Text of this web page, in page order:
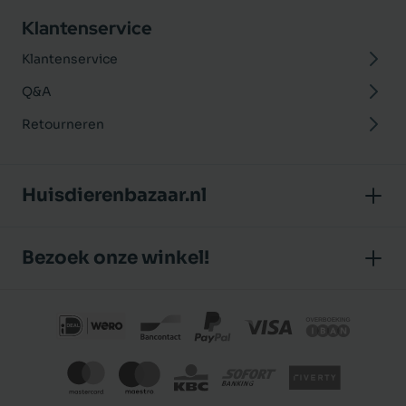
Klantenservice
Klantenservice
Q&A
Retourneren
Huisdierenbazaar.nl
Klantbeoordelingen
Privacybeleid
Bezoek onze winkel!
J.P. Poelstraat 8
Nederland